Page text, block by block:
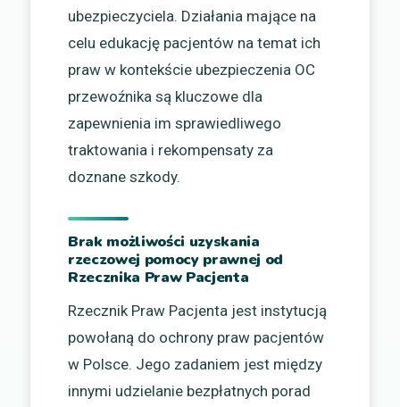
ubezpieczyciela. Działania mające na
celu edukację pacjentów na temat ich
praw w kontekście ubezpieczenia OC
przewoźnika są kluczowe dla
zapewnienia im sprawiedliwego
traktowania i rekompensaty za
doznane szkody.
Brak możliwości uzyskania
rzeczowej pomocy prawnej od
Rzecznika Praw Pacjenta
Rzecznik Praw Pacjenta jest instytucją
powołaną do ochrony praw pacjentów
w Polsce. Jego zadaniem jest między
innymi udzielanie bezpłatnych porad